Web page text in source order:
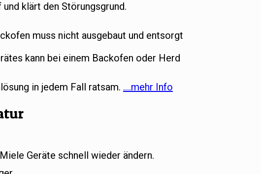
klärt den Störungsgrund.
muss nicht ausgebaut und entsorgt
kann bei einem Backofen oder Herd
in jedem Fall ratsam. ….mehr Info
Geräte schnell wieder ändern.